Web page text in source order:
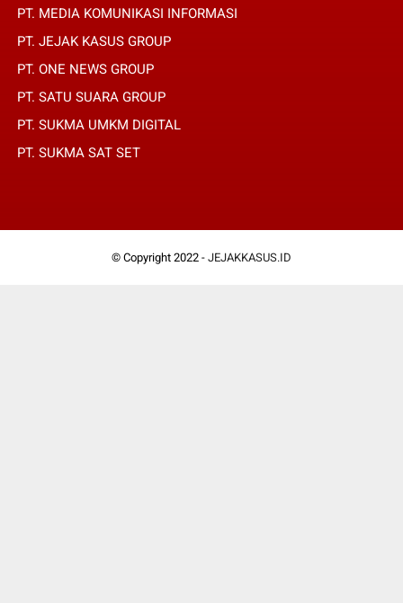
PT. MEDIA KOMUNIKASI INFORMASI
PT. JEJAK KASUS GROUP
PT. ONE NEWS GROUP
PT. SATU SUARA GROUP
PT. SUKMA UMKM DIGITAL
PT. SUKMA SAT SET
© Copyright 2022 - JEJAKKASUS.ID